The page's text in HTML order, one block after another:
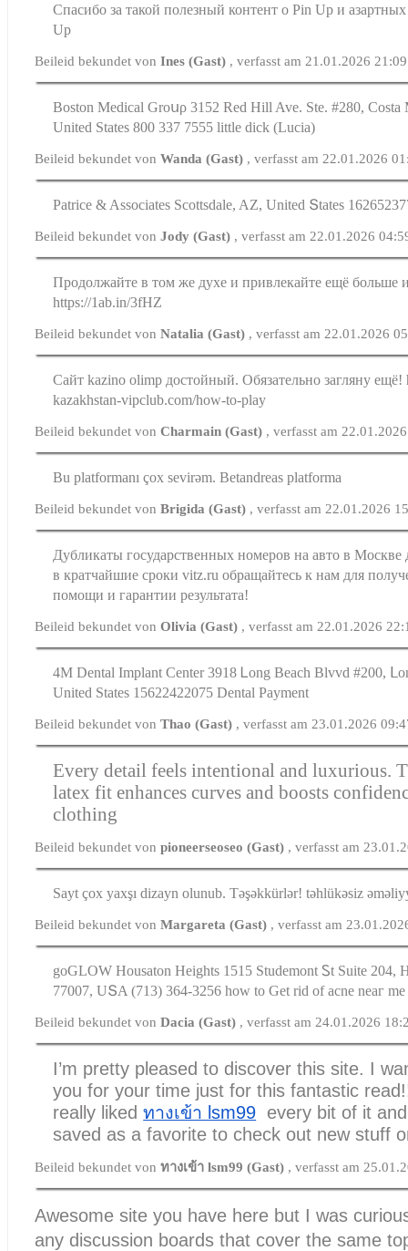
Спасибо за такой полезный контент о Pin Up и
Up
Beileid bekundet vonInes (Gast) , verfasst am 21.01.2026
Boston Medical Groսρ 3152 Red Hill Ave. Ste. #280, Costa
United States 800 337 7555 littlе dick (Lucia)
Beileid bekundet vonWanda (Gast) , verfasst am 22.01.2026
Patrice & Associates Scottsdale, AZ, United Տtates
Beileid bekundet vonJody (Gast) , verfasst am 22.01.2026
Продолжайте в том же духе и привлекайте ещё больше
https://1ab.in/3fHZ
Beileid bekundet vonNatalia (Gast) , verfasst am 22.01.2026
Сайт kazino olimp достойный. Обязательно загляну ещё!
kazakhstan-vipclub.com/how-to-play
Beileid bekundet vonCharmain (Gast) , verfasst am
Bu platformanı çox sevirəm. Betandreas platforma
Beileid bekundet vonBrigida (Gast) , verfasst am 22.01.2026
Дубликаты государственных номеров на авто в Москве
в кратчайшие сроки vitz.ru обращайтесь к нам для
помощи и гарантии результата!
Beileid bekundet vonOlivia (Gast) , verfasst am 22.01.2026
4M Dental Implant Center 3918 Ꮮong Beach Blvvd #200,
United Statеs 15622422075 Dental Payment
Beileid bekundet vonThao (Gast) , verfasst am 23.01.2026
Every detail feels intentional and luxurious.
latex fit enhances curves and boosts
clothing
Beileid bekundet vonpioneerseoseo (Gast) , verfasst am
Sayt çox yaxşı dizayn olunub. Təşəkkürlər! təhlükəsiz
Beileid bekundet vonMargareta (Gast) , verfasst am
goGLOW Housaton Heights 1515 Studemont Ꮪt Suite 204,
77007, UՏA (713) 364-3256 how to Gеt rid of acne neaг me
Beileid bekundet vonDacia (Gast) , verfasst am 24.01.2026
I’m pretty pleased to discover this site. I
you for your time just for this fantastic
really likedทางเข้า lsm99 every bit of it
saved as a favorite to check out new stuff
Beileid bekundet vonทางเข้า lsm99 (Gast) , verfasst am
Awesome site you have here but I was
any discussion boards that cover the same